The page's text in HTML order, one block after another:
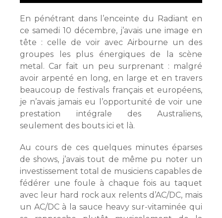
En pénétrant dans l’enceinte du Radiant en
ce samedi 10 décembre, j’avais une image en
tête : celle de voir avec Airbourne un des
groupes les plus énergiques de la scène
metal. Car fait un peu surprenant : malgré
avoir arpenté en long, en large et en travers
beaucoup de festivals français et européens,
je n’avais jamais eu l’opportunité de voir une
prestation intégrale des Australiens,
seulement des bouts ici et là.
Au cours de ces quelques minutes éparses
de shows, j’avais tout de même pu noter un
investissement total de musiciens capables de
fédérer une foule à chaque fois au taquet
avec leur hard rock aux relents d’AC/DC, mais
un AC/DC à la sauce heavy sur-vitaminée qui